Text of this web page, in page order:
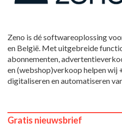
Zeno is dé softwareoplossing
en België. Met uitgebreide
abonnementen,
en (webshop)verkoop helpen wij
digitaliseren en automatiseren
Gratis nieuwsbrief